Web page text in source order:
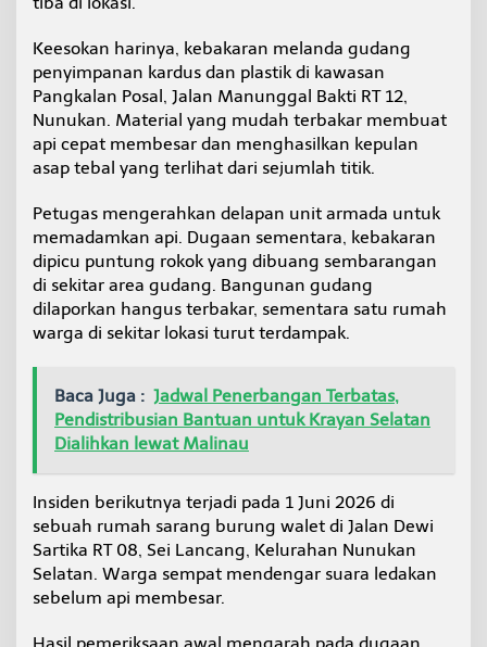
Keesokan harinya, kebakaran melanda gudang
penyimpanan kardus dan plastik di kawasan
Pangkalan Posal, Jalan Manunggal Bakti RT 12,
Nunukan. Material yang mudah terbakar membuat
api cepat membesar dan menghasilkan kepulan
asap tebal yang terlihat dari sejumlah titik.
Petugas mengerahkan delapan unit armada untuk
memadamkan api. Dugaan sementara, kebakaran
dipicu puntung rokok yang dibuang sembarangan
di sekitar area gudang. Bangunan gudang
dilaporkan hangus terbakar, sementara satu rumah
warga di sekitar lokasi turut terdampak.
Baca Juga : Jadwal Penerbangan Terbatas,
Pendistribusian Bantuan untuk Krayan Selatan
Dialihkan lewat Malinau
Insiden berikutnya terjadi pada 1 Juni 2026 di
sebuah rumah sarang burung walet di Jalan Dewi
Sartika RT 08, Sei Lancang, Kelurahan Nunukan
Selatan. Warga sempat mendengar suara ledakan
sebelum api membesar.
Hasil pemeriksaan awal mengarah pada dugaan